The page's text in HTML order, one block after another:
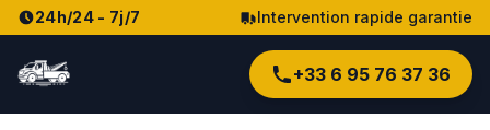
24h/24 - 7j/7 Intervention rapide garantie
+33 6 95 76 37 36